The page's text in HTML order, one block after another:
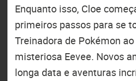
Enquanto isso, Cloe
primeiros passos para se
Treinadora de Pokémon
misteriosa Eevee. Novos
longa data e aventuras